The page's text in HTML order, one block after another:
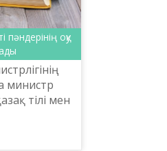
пәндерінің оқу
министр
тілі мен